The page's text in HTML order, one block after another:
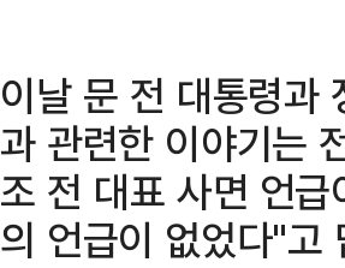
이날 문 전 대통령과
과 관련한 이야기는
조 전 대표 사면 언
의 언급이 없었다"고